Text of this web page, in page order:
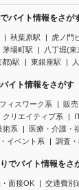
バイト情報をさが
秋葉原駅 虎ノ門
茅場町駅 八丁堀(東
都)駅
東銀座駅
イト情報をさがす
ィスワーク系
販売
クリエイティブ系
術系 医療・介護・
イベント系
調査
でバイト情報をさ
面接OK
交通費別